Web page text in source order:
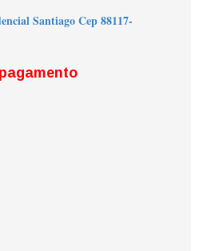
Santiago Cep 88117-